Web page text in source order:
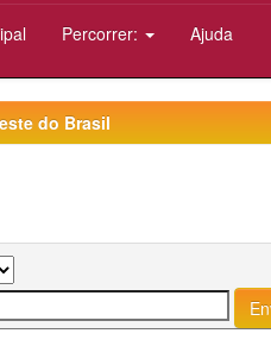
Percorrer: Ajuda
do Brasil